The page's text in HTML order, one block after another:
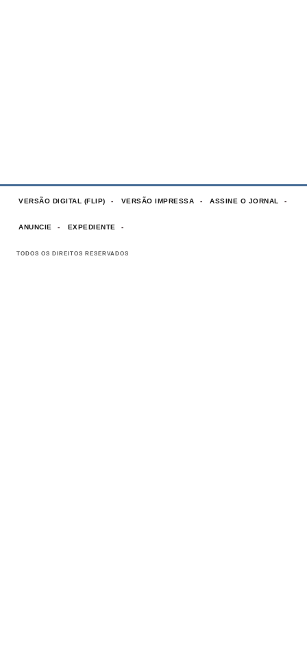
VERSÃO DIGITAL (FLIP) VERSÃO IMPRESSA ASSINE O JORNAL
ANUNCIE EXPEDIENTE
TODOS OS DIREITOS RESERVADOS